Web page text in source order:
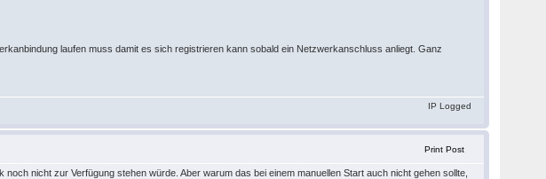
laufen muss damit es sich registrieren kann sobald ein Netzwerkanschluss anliegt. Ganz
IP Logged
Print Post
nicht zur Verfügung stehen würde. Aber warum das bei einem manuellen Start auch nicht gehen sollte,